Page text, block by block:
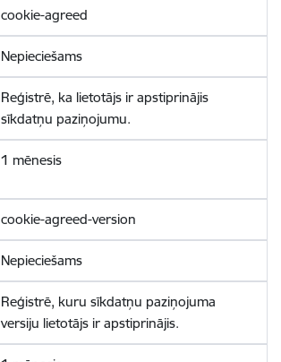
cookie-agreed
Nepieciešams
Reģistrē, ka lietotājs ir apstiprinājis
sīkdatņu paziņojumu.
1 mēnesis
cookie-agreed-version
Nepieciešams
Reģistrē, kuru sīkdatņu paziņojuma
versiju lietotājs ir apstiprinājis.